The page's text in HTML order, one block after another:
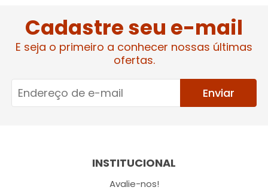
Cadastre seu e-mail
E seja o primeiro a conhecer nossas últimas
ofertas.
Enviar
INSTITUCIONAL
Avalie-nos!